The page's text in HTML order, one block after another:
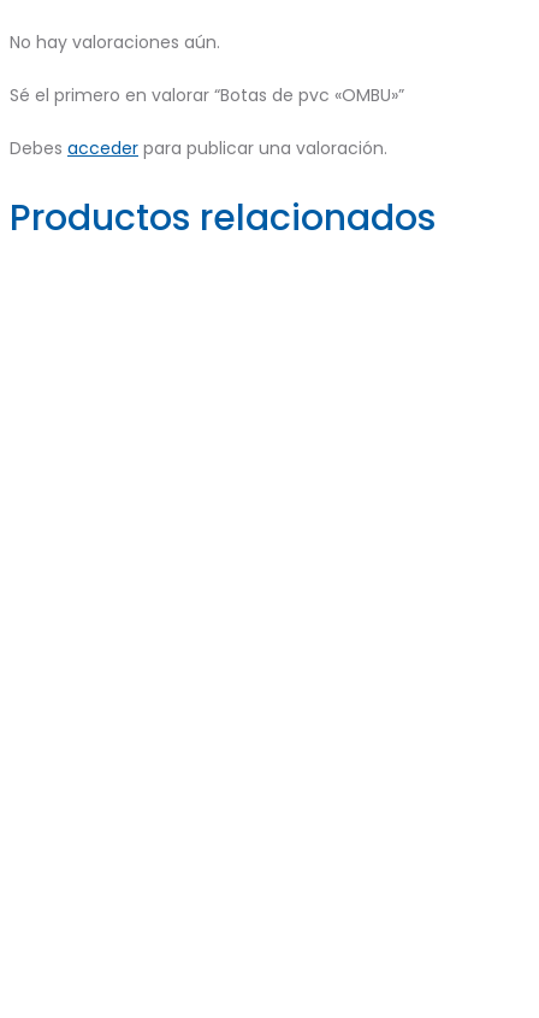
No hay valoraciones aún.
Sé el primero en valorar “Botas de pvc «OMBU»”
Debes acceder para publicar una valoración.
Productos relacionados